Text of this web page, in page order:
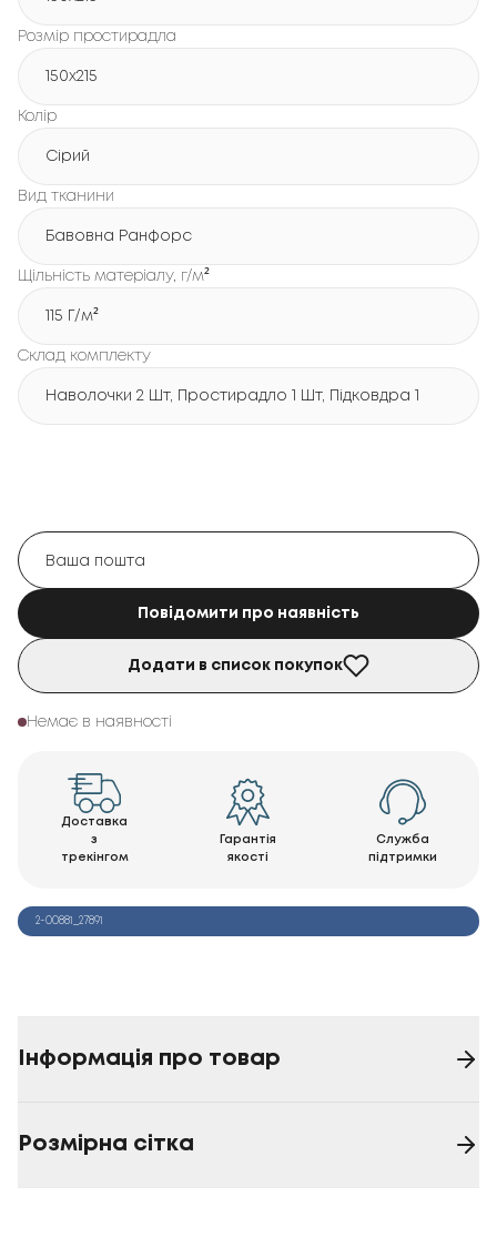
Розмір простирадла
150х215
Колір
Сірий
Вид тканини
Бавовна Ранфорс
Щільність матеріалу, г/м²
115 Г/м²
Склад комплекту
Наволочки 2 Шт, Простирадло 1 Шт, Підковдра 1 Шт
Повідомити про наявність
Додати в список покупок
Немає в наявності
Доставка
з
трекінгом
Гарантія
якості
Служба
підтримки
2-00881_27891
Інформація про товар
Розмірна сітка